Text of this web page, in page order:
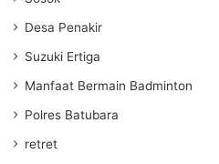
Desa Penakir
Suzuki Ertiga
Manfaat Bermain Badminton
Polres Batubara
retret